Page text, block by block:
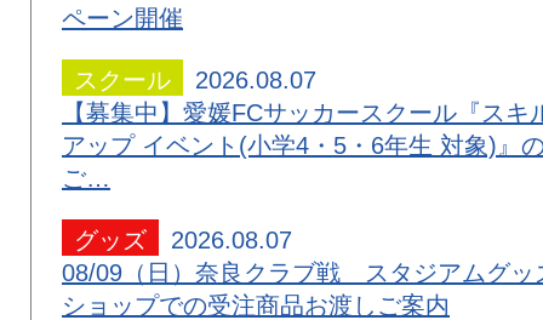
ペーン開催
スクール
2026.08.07
【募集中】愛媛FCサッカースクール『スキ
アップ イベント(小学4・5・6年生 対象)』
ご…
グッズ
2026.08.07
08/09（日）奈良クラブ戦 スタジアムグッ
ショップでの受注商品お渡しご案内